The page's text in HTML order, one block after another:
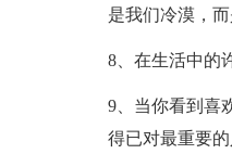
是我们冷漠，
8、在生活中的
9、当你看到喜
得已对最重要